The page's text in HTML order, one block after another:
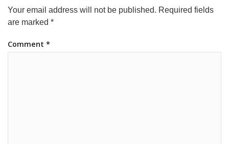
Your email address will not be published. Required fields
are marked *
Comment *